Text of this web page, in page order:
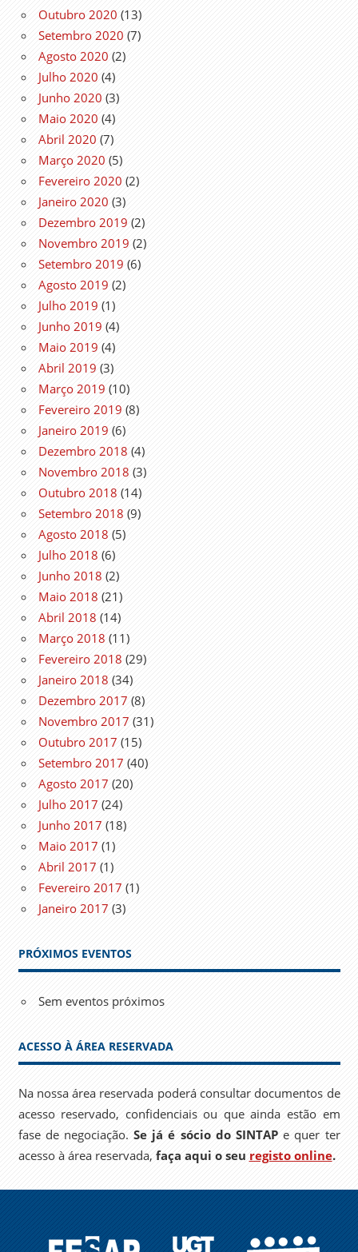
Outubro 2020 (13)
Setembro 2020 (7)
Agosto 2020 (2)
Julho 2020 (4)
Junho 2020 (3)
Maio 2020 (4)
Abril 2020 (7)
Março 2020 (5)
Fevereiro 2020 (2)
Janeiro 2020 (3)
Dezembro 2019 (2)
Novembro 2019 (2)
Setembro 2019 (6)
Agosto 2019 (2)
Julho 2019 (1)
Junho 2019 (4)
Maio 2019 (4)
Abril 2019 (3)
Março 2019 (10)
Fevereiro 2019 (8)
Janeiro 2019 (6)
Dezembro 2018 (4)
Novembro 2018 (3)
Outubro 2018 (14)
Setembro 2018 (9)
Agosto 2018 (5)
Julho 2018 (6)
Junho 2018 (2)
Maio 2018 (21)
Abril 2018 (14)
Março 2018 (11)
Fevereiro 2018 (29)
Janeiro 2018 (34)
Dezembro 2017 (8)
Novembro 2017 (31)
Outubro 2017 (15)
Setembro 2017 (40)
Agosto 2017 (20)
Julho 2017 (24)
Junho 2017 (18)
Maio 2017 (1)
Abril 2017 (1)
Fevereiro 2017 (1)
Janeiro 2017 (3)
PRÓXIMOS EVENTOS
Sem eventos próximos
ACESSO À ÁREA RESERVADA
Na nossa área reservada poderá consultar documentos de
acesso reservado, confidenciais ou que ainda estão em
fase de negociação.Se já é sócio do SINTAPe quer ter
acesso à área reservada, faça aqui o seu registo online.
FESAP UGT EPSU